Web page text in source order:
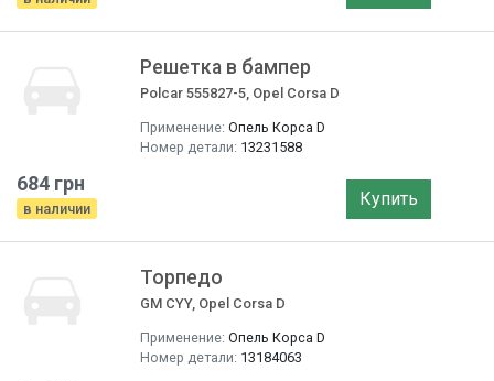
Решетка в бампер
Polcar 555827-5, Opel Corsa D
Применение: Опель Корса D
Номер детали: 13231588
684 грн
в наличии Купить
Торпедо
GM CYY, Opel Corsa D
Применение: Опель Корса D
Номер детали: 13184063